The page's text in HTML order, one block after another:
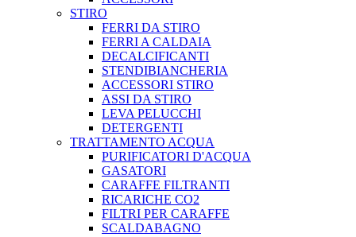
STIRO
FERRI DA STIRO
FERRI A CALDAIA
DECALCIFICANTI
STENDIBIANCHERIA
ACCESSORI STIRO
ASSI DA STIRO
LEVA PELUCCHI
DETERGENTI
TRATTAMENTO ACQUA
PURIFICATORI D'ACQUA
GASATORI
CARAFFE FILTRANTI
RICARICHE CO2
FILTRI PER CARAFFE
SCALDABAGNO